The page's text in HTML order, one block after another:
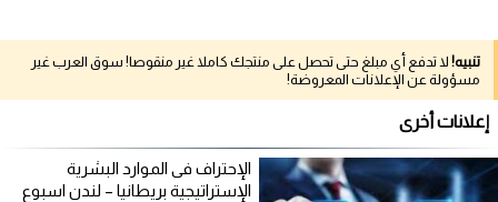
تنبيه! لا تدفع أي مبلغ حتى تحصل على منتجك كاملا غير منقوصا! سوق العرب غير
مسؤولة عن الإعلانات المعروضة!
إعلانات أخرى
الإحتراف فى الموارد البشرية
الإستراتيجية بريطانيا – لندن اسبوع